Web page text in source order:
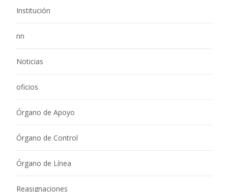
Institución
nn
Noticias
oficios
Órgano de Apoyo
Órgano de Control
Órgano de Línea
Reasignaciones